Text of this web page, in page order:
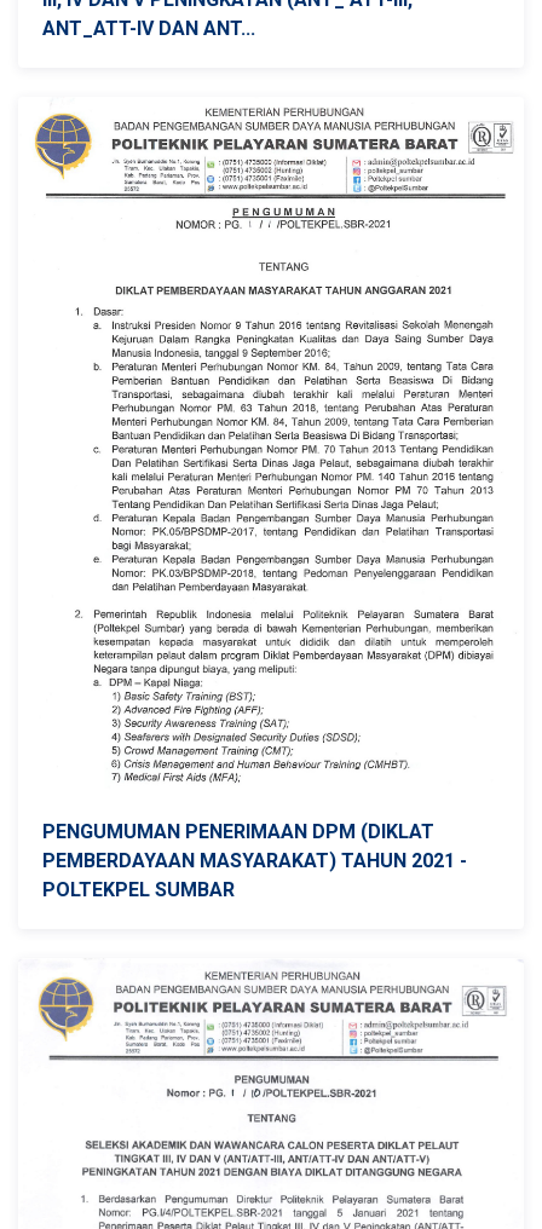
ANT_ATT-IV DAN ANT...
PENGUMUMAN PENERIMAAN DPM (DIKLAT
PEMBERDAYAAN MASYARAKAT) TAHUN 2021 -
POLTEKPEL SUMBAR